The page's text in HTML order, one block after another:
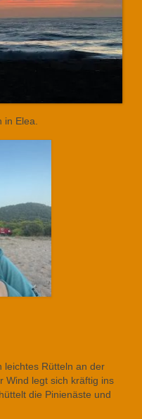
Elea.
leichtes Rütteln an der
Wind legt sich kräftig ins
die Pinienäste und